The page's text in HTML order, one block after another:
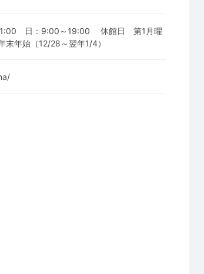
日：9:00～19:00 休館日 第1月曜
年始（12/28～翌年1/4）